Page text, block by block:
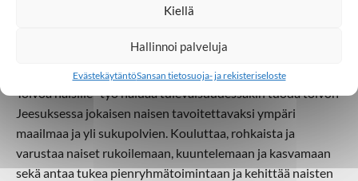
Kiellä
Hallinnoi palveluja
EvästekäytäntöSansan tietosuoja- ja rekisteriseloste
mediasoittimen muistikorttiin tallennettuina.
Tulevaisuus
Toivoa naisille -työ haluaa tulevaisuudessakin tuoda toivon
Jeesuksessa jokaisen naisen tavoitettavaksi ympäri
maailmaa ja yli sukupolvien. Kouluttaa, rohkaista ja
varustaa naiset rukoilemaan, kuuntelemaan ja kasvamaan
sekä antaa tukea pienryhmätoimintaan ja kehittää naisten